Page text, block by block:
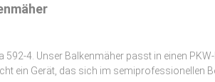
592-4. Unser Balkenmäher passt in einen
ein Gerät, das sich im semiprofessionellen